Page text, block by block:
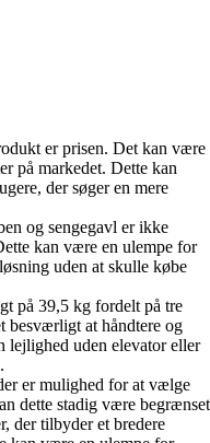
er prisen. Det kan være
på markedet. Dette kan
der søger en mere
og sengegavl er ikke
kan være en ulempe for
uden at skulle købe
på 39,5 kg fordelt på tre
besværligt at håndtere og
lejlighed uden elevator eller
er mulighed for at vælge
dette stadig være begrænset
der tilbyder et bredere